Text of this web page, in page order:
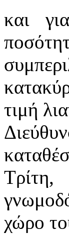
και
τιμή
χώρο